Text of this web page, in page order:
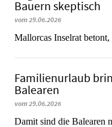
Bauern skeptisch
vom 29.06.2026
Mallorcas Inselrat
Familienurlaub
Balearen
vom 29.06.2026
​​​​​​​Damit sind die Balearen